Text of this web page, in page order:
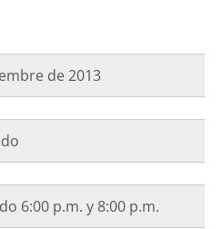
de2013
6:00 p.m. y 8:00 p.m.